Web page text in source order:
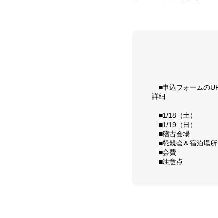
■申込フォームの
詳細
■1/18（土）
■1/19（日）
■稽古会場
■懇親会＆宿泊場所
■会費
■注意点